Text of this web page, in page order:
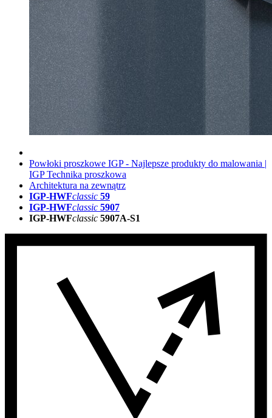
Powłoki proszkowe IGP - Najlepsze produkty do malowania |
IGP Technika proszkowa
Architektura na zewnątrz
IGP-HWFclassic 59
IGP-HWFclassic 5907
IGP-HWFclassic 5907A-S1